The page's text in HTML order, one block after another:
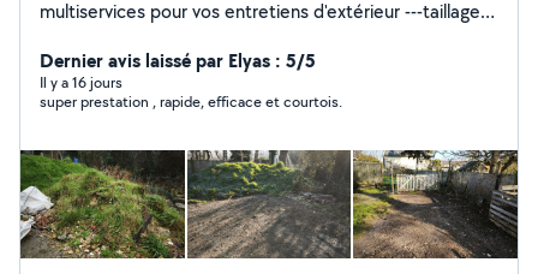
multiservices pour vos entretiens d'extérieur ---taillage
surface ou petite surface ---élagage coupe d'arbre ---
débroussaillage et ramassage des feuilles Service de
nettoyage peinture et ravalement ---nettoyage de
intérieur extérieur peinture muret façade pignon... ---
l'évacuation des déchets verts des encombrants des
gravats et autres N'hésitez pas les devis et
déplacement sont gratuits Disponible 24H24. Possibilité
de payer en plusieurs fois sans frais par virement ou par
Dernier avis laissé par Elyas : 5/5
Il y a 16 jours
super prestation , rapide, efficace et courtois.